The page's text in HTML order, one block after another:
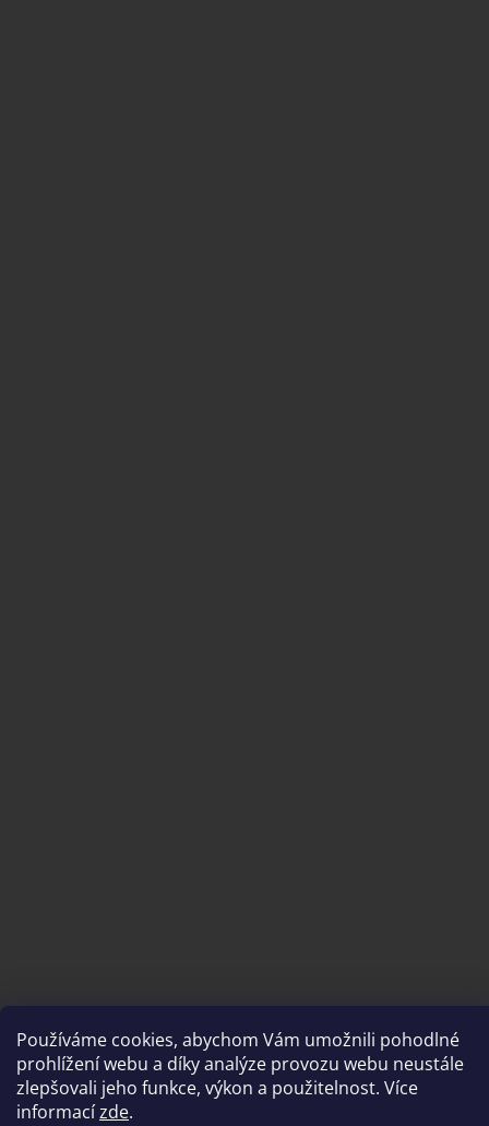
Používáme cookies, abychom Vám umožnili pohodlné
prohlížení webu a díky analýze provozu webu neustále
zlepšovali jeho funkce, výkon a použitelnost. Více
informacízde.
Vytvořil Shoptet
Copyright 2026